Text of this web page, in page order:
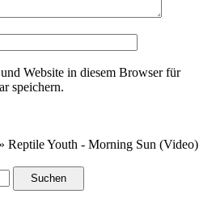
Website in diesem Browser für
speichern.
» Reptile Youth - Morning Sun (Video)